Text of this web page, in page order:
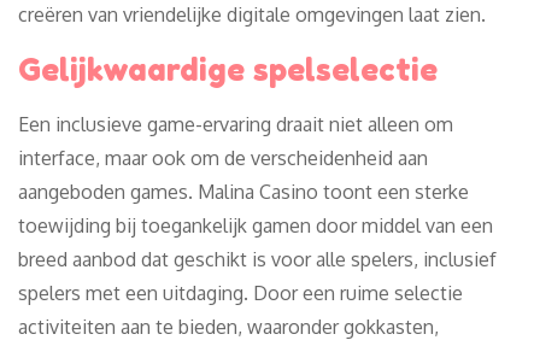
creëren van vriendelijke digitale omgevingen laat zien.
Gelijkwaardige spelselectie
Een inclusieve game-ervaring draait niet alleen om
interface, maar ook om de verscheidenheid aan
aangeboden games. Malina Casino toont een sterke
toewijding bij toegankelijk gamen door middel van een
breed aanbod dat geschikt is voor alle spelers, inclusief
spelers met een uitdaging. Door een ruime selectie
activiteiten aan te bieden, waaronder gokkasten,